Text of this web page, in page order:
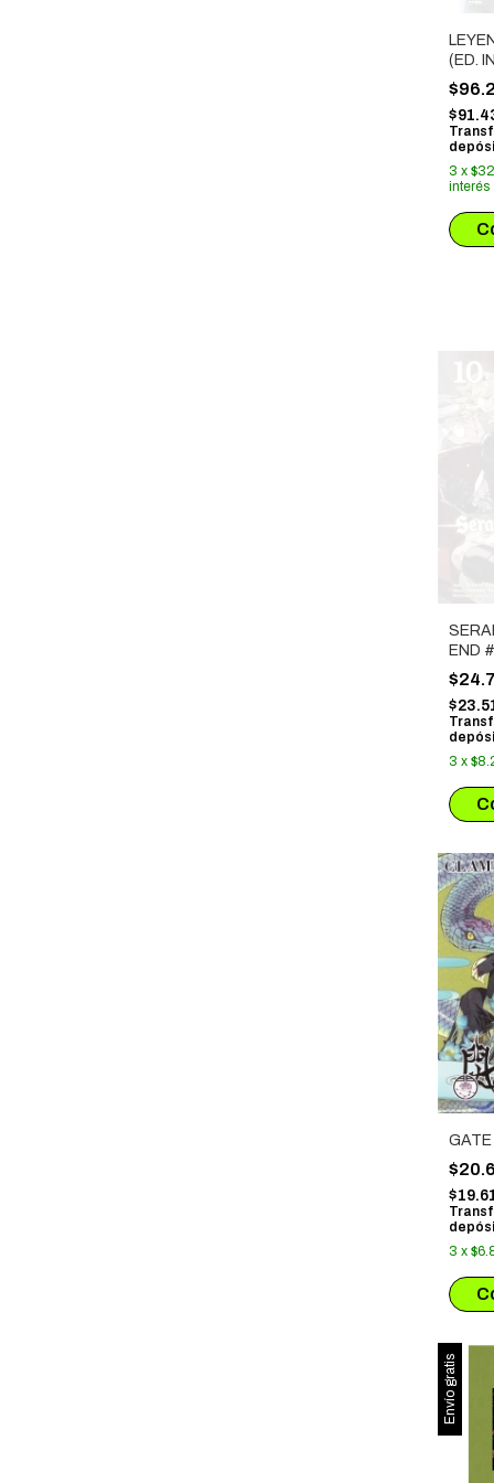
(ED.
3 x
interés
END
3 x
3 x
Envío gratis